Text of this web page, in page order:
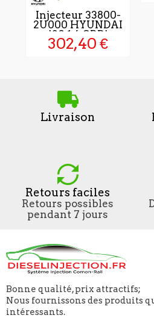
Injecteur 33800-
2U000 HYUNDAI
i30 1.6 CRDi
302,40 €
Livraison
Retours faciles
Retours possibles
pendant 7 jours
Bonne qualité, prix attractifs;
Nous fournissons des produits
intéressants.